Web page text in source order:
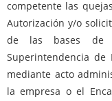
competente las
Autorización y/o
de las bases de
Superintendencia de
mediante acto
la empresa o el